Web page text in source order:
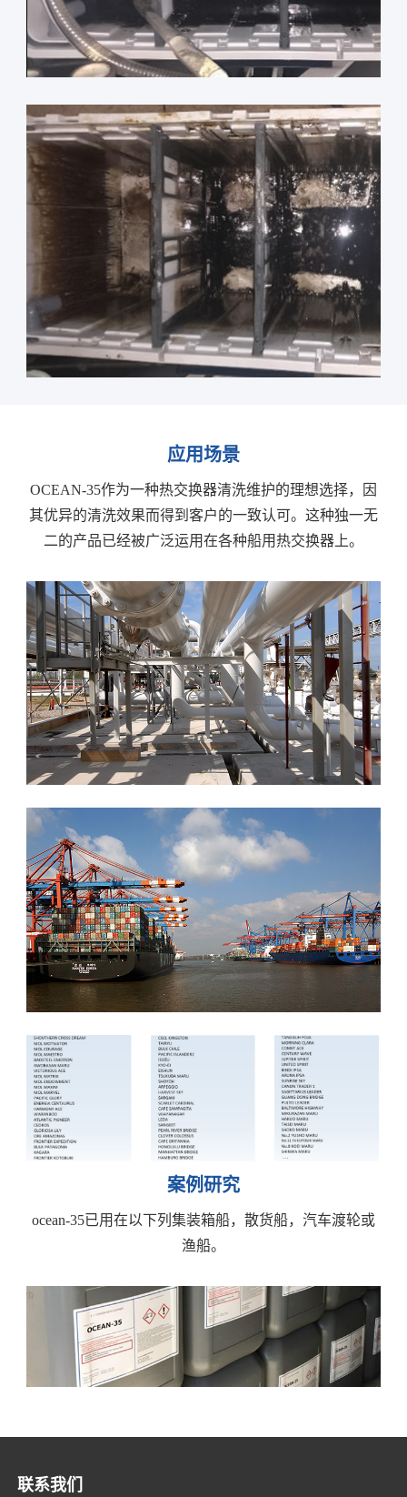
应用场景
OCEAN-35作为一种热交换器清洗维护的理想选择，因
其优异的清洗效果而得到客户的一致认可。这种独一无
二的产品已经被广泛运用在各种船用热交换器上。
案例研究
ocean-35已用在以下列集装箱船，散货船，汽车渡轮或
渔船。
联系我们